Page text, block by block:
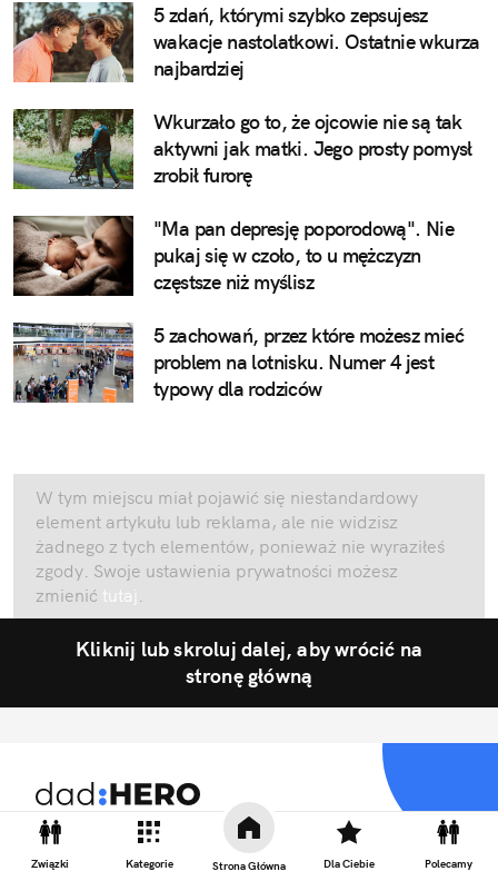
Związki Kategorie Strona Główna Dla Ciebie Polecamy
5 zdań, którymi szybko zepsujesz
wakacje nastolatkowi. Ostatnie wkurza
najbardziej
Wkurzało go to, że ojcowie nie są tak
aktywni jak matki. Jego prosty pomysł
zrobił furorę
"Ma pan depresję poporodową". Nie
pukaj się w czoło, to u mężczyzn
częstsze niż myślisz
5 zachowań, przez które możesz mieć
problem na lotnisku. Numer 4 jest
typowy dla rodziców
W tym miejscu miał pojawić się niestandardowy
element artykułu lub reklama, ale nie widzisz
żadnego z tych elementów, ponieważ nie wyraziłeś
zgody. Swoje ustawienia prywatności możesz
zmienić tutaj
Kliknij lub skroluj dalej, aby wrócić na
stronę główną
Fajnie być tatą